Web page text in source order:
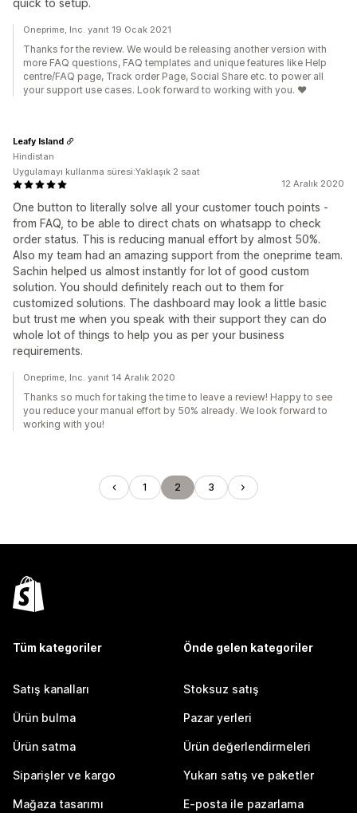
quick to setup.
Oneprime, Inc. yanıt 19 Ocak 2021
Thanks for the review. We would be releasing another version with
more FAQ questions, FAQ templates and unique features like Help
centre/FAQ page, Track order Page, Social Share etc. to power all
your support use cases. Look forward to working with you. ❤️
12 Aralık 2020
One button to literally solve all your customer touch points -
from FAQ, to be able to direct chats on whatsapp to check
order status. This is reducing manual effort by almost 50%.
Also my team had an amazing support from the oneprime team.
Sachin helped us almost instantly for lot of good custom
solution. You should definitely reach out to them for
customized solutions. The dashboard may look a little basic
but trust me when you speak with their support they can do
whole lot of things to help you as per your business
requirements.
Leafy Island
Hindistan
Uygulamayı kullanma süresi:Yaklaşık 2 saat
Oneprime, Inc. yanıt 14 Aralık 2020
Thanks so much for taking the time to leave a review! Happy to see
you reduce your manual effort by 50% already. We look forward to
working with you!
1 2 3
Tüm kategoriler
Satış kanalları
Ürün bulma
Ürün satma
Siparişler ve kargo
Mağaza tasarımı
Önde gelen kategoriler
Stoksuz satış
Pazar yerleri
Ürün değerlendirmeleri
Yukarı satış ve paketler
E-posta ile pazarlama